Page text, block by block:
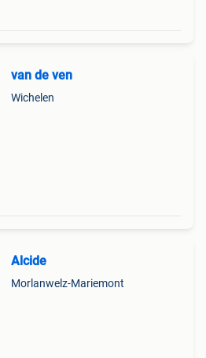
van de ven
Wichelen
Alcide
Morlanwelz-Mariemont